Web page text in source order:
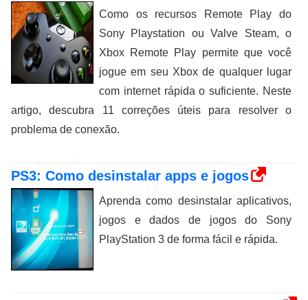
Como os recursos Remote Play do
Sony Playstation ou Valve Steam, o
Xbox Remote Play permite que você
jogue em seu Xbox de qualquer lugar
com internet rápida o suficiente. Neste
artigo, descubra 11 correções úteis para resolver o
problema de conexão.
PS3: Como desinstalar apps e jogos
Aprenda como desinstalar aplicativos,
jogos e dados de jogos do Sony
PlayStation 3 de forma fácil e rápida.